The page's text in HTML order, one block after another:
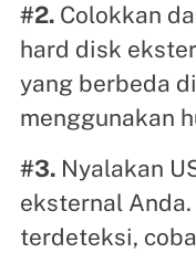
#2. Colokkan
hard disk
yang berbeda
menggunakan
#3. Nyalakan
eksternal
terdeteksi,